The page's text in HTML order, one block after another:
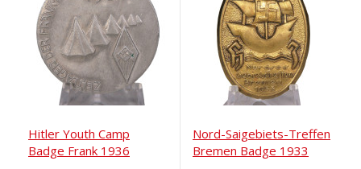
Hitler Youth Camp
Badge Frank 1936
Nord-Saigebiets-Treffen
Bremen Badge 1933